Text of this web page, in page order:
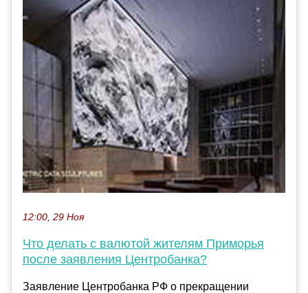
12:00, 29 Ноя
Что делать с валютой жителям Приморья
после заявления Центробанка?
Заявление Центробанка РФ о прекращении